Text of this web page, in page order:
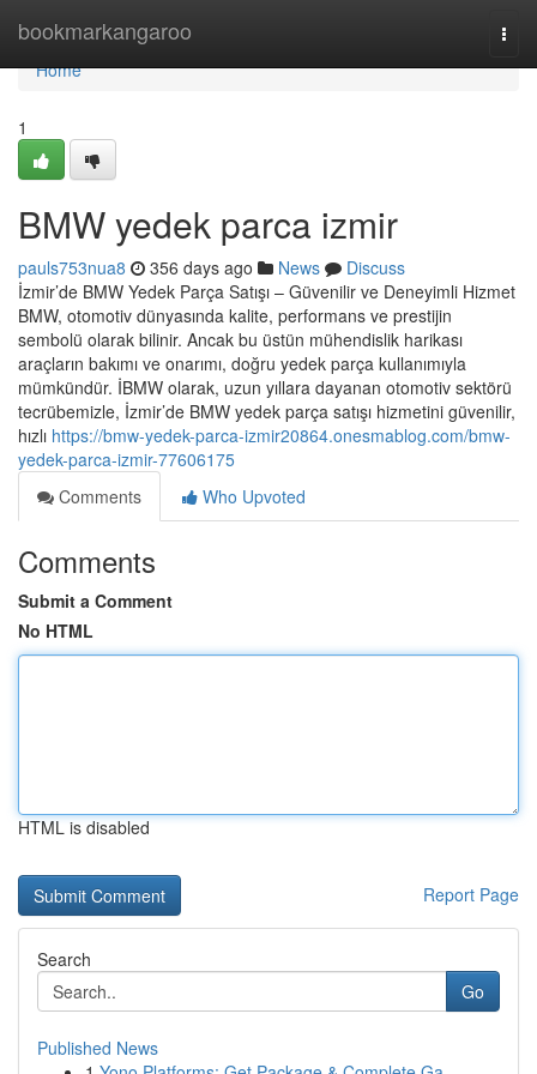
bookmarkangaroo
Home
Home
1
BMW yedek parca izmir
pauls753nua8 356 days ago News
Discuss
İzmir’de BMW Yedek Parça Satışı – Güvenilir ve Deneyimli Hizmet
BMW, otomotiv dünyasında kalite, performans ve prestijin
sembolü olarak bilinir. Ancak bu üstün mühendislik harikası
araçların bakımı ve onarımı, doğru yedek parça kullanımıyla
mümkündür. İBMW olarak, uzun yıllara dayanan otomotiv sektörü
tecrübemizle, İzmir’de BMW yedek parça satışı hizmetini güvenilir,
hızlı https://bmw-yedek-parca-izmir20864.onesmablog.com/bmw-
yedek-parca-izmir-77606175
Comments
Who Upvoted
Comments
Submit a Comment
No HTML
HTML is disabled
Report Page
Search
Go
Published News